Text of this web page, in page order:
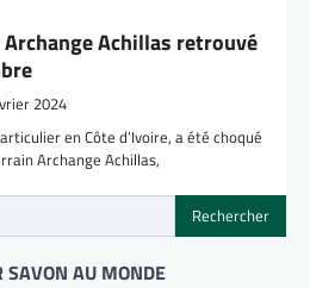
Achillas retrouvé
2024
en Côte d’Ivoire, a été choqué
Archange Achillas,
AU MONDE